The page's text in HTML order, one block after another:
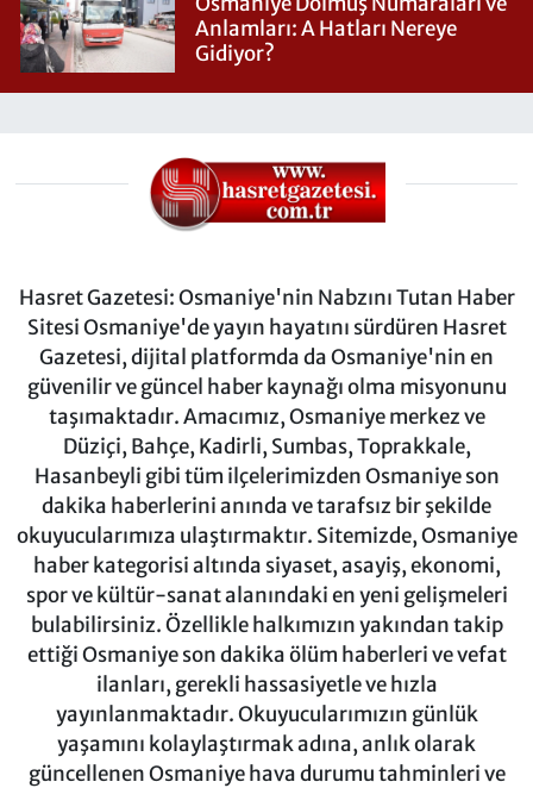
Anlamları: A Hatları Nereye
Gidiyor?
Hasret Gazetesi: Osmaniye'nin Nabzını Tutan Haber
Sitesi Osmaniye'de yayın hayatını sürdüren Hasret
Gazetesi, dijital platformda da Osmaniye'nin en
güvenilir ve güncel haber kaynağı olma misyonunu
taşımaktadır. Amacımız, Osmaniye merkez ve
Düziçi, Bahçe, Kadirli, Sumbas, Toprakkale,
Hasanbeyli gibi tüm ilçelerimizden Osmaniye son
dakika haberlerini anında ve tarafsız bir şekilde
okuyucularımıza ulaştırmaktır. Sitemizde, Osmaniye
haber kategorisi altında siyaset, asayiş, ekonomi,
spor ve kültür-sanat alanındaki en yeni gelişmeleri
bulabilirsiniz. Özellikle halkımızın yakından takip
ettiği Osmaniye son dakika ölüm haberleri ve vefat
ilanları, gerekli hassasiyetle ve hızla
yayınlanmaktadır. Okuyucularımızın günlük
yaşamını kolaylaştırmak adına, anlık olarak
güncellenen Osmaniye hava durumu tahminleri ve